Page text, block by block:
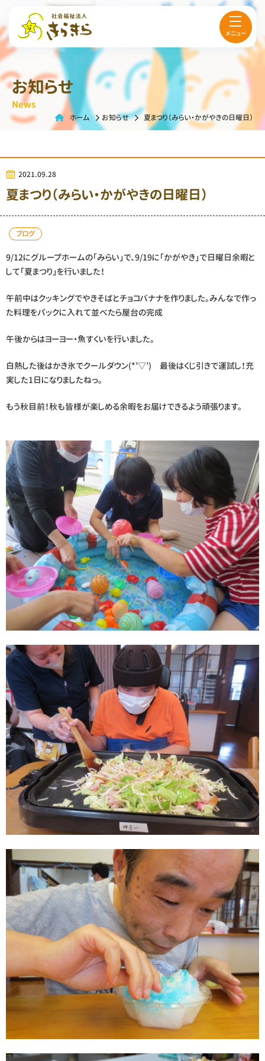
メニュー
お知らせ
News
ホーム お知らせ 夏まつり（みらい・かがやきの日曜日）
2021.09.28
夏まつり（みらい・かがやきの日曜日）
ブログ
9/12にグループホームの「みらい」で、9/19に「かがやき」で日曜日余暇と
して「夏まつり」を行いました！
午前中はクッキングでやきそばとチョコバナナを作りました。みんなで作っ
た料理をパックに入れて並べたら屋台の完成
午後からはヨーヨー・魚すくいを行いました。
白熱した後はかき氷でクールダウン(*’▽’) 最後はくじ引きで運試し！充
実した1日になりましたねっ。
もう秋目前！秋も皆様が楽しめる余暇をお届けできるよう頑張ります。